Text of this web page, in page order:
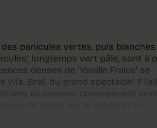
panicules vertes, puis
longtemps vert pâle, sont à
denses de ‘Vanille Fraise’ se
vifs. Bref, du grand spectacle! Il